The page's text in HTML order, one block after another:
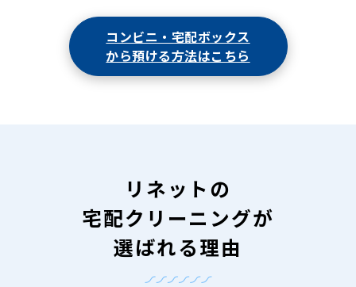
コンビニ・宅配ボックス
から預ける方法はこちら
リネットの
宅配クリーニングが
選ばれる理由